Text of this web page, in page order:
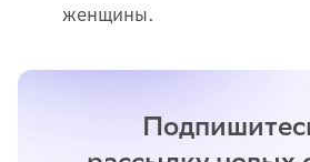
женщины.